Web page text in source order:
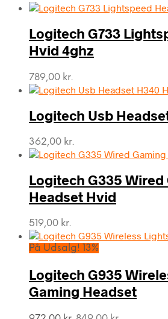
Logitech G733
Hvid 4ghz
789,00 kr.
Logitech Usb
362,00 kr.
Logitech G335 Wired
Headset Hvid
519,00 kr.
På Udsalg! 13%
Logitech G935
Gaming Headset
Den